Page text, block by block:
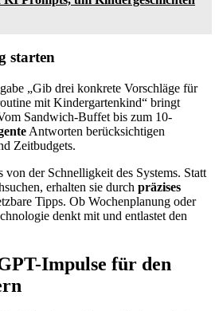
starten
„Gib drei konkrete Vorschläge für
mit Kindergartenkind“ bringt
Sandwich-Buffet bis zum 10-
Antworten berücksichtigen
Zeitbudgets.
von der Schnelligkeit des Systems. Statt
erhalten sie durch präzises
Tipps. Ob Wochenplanung oder
denkt mit und entlastet den
Impulse für den